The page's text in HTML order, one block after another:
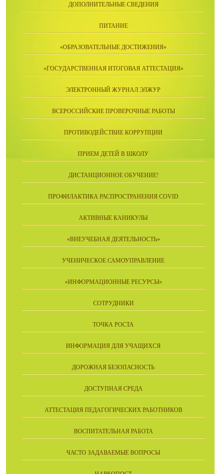
ДОПОЛНИТЕЛЬНЫЕ СВЕДЕНИЯ
ПИТАНИЕ
«ОБРАЗОВАТЕЛЬНЫЕ ДОСТИЖЕНИЯ»
«ГОСУДАРСТВЕННАЯ ИТОГОВАЯ АТТЕСТАЦИЯ»
ЭЛЕКТРОННЫЙ ЖУРНАЛ ЭЛЖУР
ВСЕРОССИЙСКИЕ ПРОВЕРОЧНЫЕ РАБОТЫ
ПРОТИВОДЕЙСТВИЕ КОРРУПЦИИ
ПРИЕМ ДЕТЕЙ В ШКОЛУ
ДИСТАНЦИОННОЕ ОБУЧЕНИЕ!
ПРОФИЛАКТИКА РАСПРОСТРАНЕНИЯ COVID
АКТИВНЫЕ КАНИКУЛЫ
«ВНЕУЧЕБНАЯ ДЕЯТЕЛЬНОСТЬ»
УЧЕНИЧЕСКОЕ САМОУПРАВЛЕНИЕ
«ИНФОРМАЦИОННЫЕ РЕСУРСЫ»
СОТРУДНИКИ
ТОЧКА РОСТА
ИНФОРМАЦИЯ ДЛЯ УЧАЩИХСЯ
ДОРОЖНАЯ БЕЗОПАСНОСТЬ
ДОСТУПНАЯ СРЕДА
АТТЕСТАЦИЯ ПЕДАГОГИЧЕСКИХ РАБОТНИКОВ
ВОСПИТАТЕЛЬНАЯ РАБОТА
ЧАСТО ЗАДАВАЕМЫЕ ВОПРОСЫ